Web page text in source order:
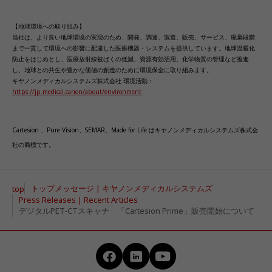
【地球環境への取り組み】
当社は、より良い地球環境の実現のため、開発、調達、製造、販売、サービス、廃棄段階
まで一貫して環境への影響に配慮した医療機器・システムを提供しています。地球温暖化
防止をはじめとし、医療放射線被ばくの低減、資源有効活用、化学物質の管理など推進
し、地球との共生や豊かな価値の創造のために環境保全に取り組みます。
キヤノンメディカルシステムズ株式会社 環境活動：
https://jp.medical.canon/about/environment
Cartesion 、Pure Vision、SEMAR、Made for Life はキヤノンメディカルシステムズ株式会
社の商標です。
top
トップメッセージ | キヤノンメディカルシステムズ
Press Releases | Recent Articles
デジタルPET-CTスキャナ 「Cartesion Prime」販売開始について